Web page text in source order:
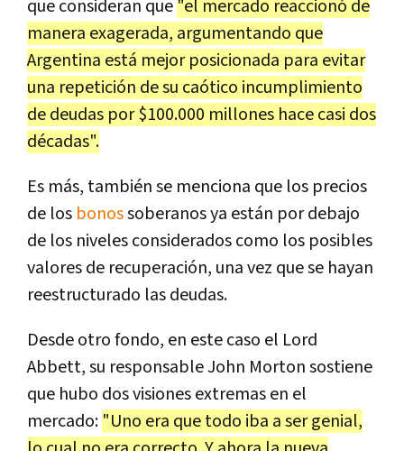
que consideran que "el mercado reaccionó de
manera exagerada, argumentando que
Argentina está mejor posicionada para evitar
una repetición de su caótico incumplimiento
de deudas por $100.000 millones hace casi dos
décadas".
Es más, también se menciona que los precios
de los bonossoberanos ya están por debajo
de los niveles considerados como los posibles
valores de recuperación, una vez que se hayan
reestructurado las deudas.
Desde otro fondo, en este caso el Lord
Abbett, su responsable John Morton sostiene
que hubo dos visiones extremas en el
mercado: "Uno era que todo iba a ser genial,